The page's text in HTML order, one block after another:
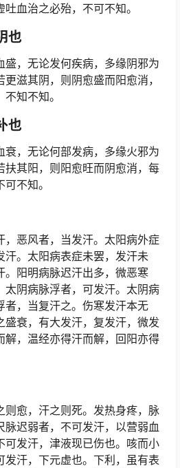
血治之必殆，不可不知。
也
盛，无论发何疾病，多缘阴邪为
滋其阴，则阴愈盛而阳愈消，
知不知。
也
衰，无论何部发病，多缘火邪为
扶其阳，则阳愈旺而阴愈消，每
不知。
，恶风者，当发汗。太阳病外症
汗。太阳病表症未罢，发汗未
。阳明病脉迟汗出多，微恶寒
太阴病脉浮者，可发汗。太阴病
者，当复汗之。伤寒发汗本无
盛衰，有大发汗，复发汗，微发
解，温经亦得汗而解，回阳亦得
则愈，汗之则死。发热身疼，脉
脉迟弱者，不可发汗，以营弱血
可发汗，津液现已伤也。咳而小
发汗，下元虚也。下利，虽有表